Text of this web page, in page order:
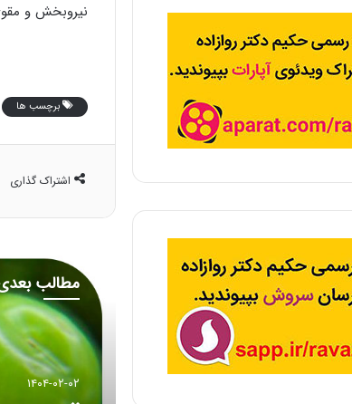
نیروبخش و
برچسب ها
اشتراک گذاری
مطالب
۱۴۰۴-۰۲-۰۲